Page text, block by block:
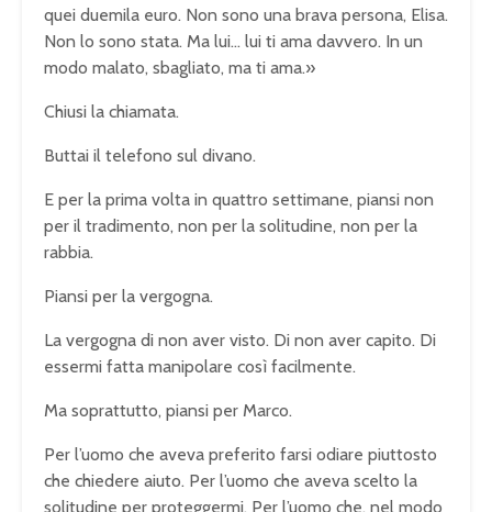
quei duemila euro. Non sono una brava persona, Elisa.
Non lo sono stata. Ma lui… lui ti ama davvero. In un
modo malato, sbagliato, ma ti ama.»
Chiusi la chiamata.
Buttai il telefono sul divano.
E per la prima volta in quattro settimane, piansi non
per il tradimento, non per la solitudine, non per la
rabbia.
Piansi per la vergogna.
La vergogna di non aver visto. Di non aver capito. Di
essermi fatta manipolare così facilmente.
Ma soprattutto, piansi per Marco.
Per l’uomo che aveva preferito farsi odiare piuttosto
che chiedere aiuto. Per l’uomo che aveva scelto la
solitudine per proteggermi. Per l’uomo che, nel modo